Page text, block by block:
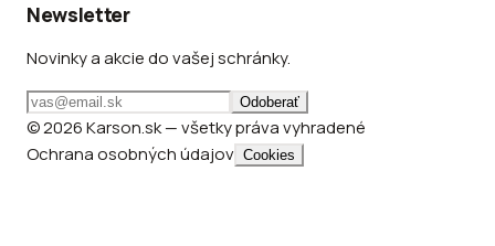
Newsletter
Novinky a akcie do vašej schránky.
Odoberať
© 2026 Karson.sk — všetky práva vyhradené
Ochrana osobných údajov Cookies